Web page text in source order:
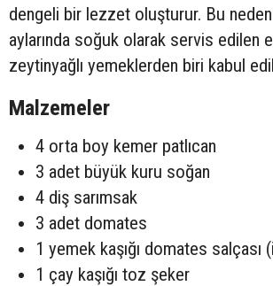
dengeli bir lezzet oluşturur. Bu
aylarında soğuk olarak servis edilen
zeytinyağlı yemeklerden biri kabul
Malzemeler
4 orta boy kemer patlıcan
3 adet büyük kuru soğan
4 diş sarımsak
3 adet domates
1 yemek kaşığı domates salçası
1 çay kaşığı toz şeker